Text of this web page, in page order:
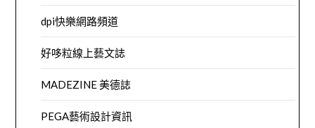
dpi快樂網路頻道
好哆粒線上藝文誌
MADEZINE 美德誌
PEGA藝術設計資訊